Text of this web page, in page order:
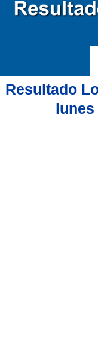
Baloto
Resultado
lunes